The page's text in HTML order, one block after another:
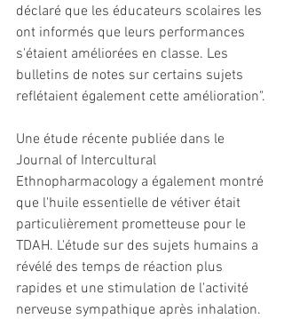
déclaré que les éducateurs scolaires les
ont informés que leurs performances
s'étaient améliorées en classe. Les
bulletins de notes sur certains sujets
reflétaient également cette amélioration".
Une étude récente publiée dans le
Journal of Intercultural
Ethnopharmacology a également montré
que l'huile essentielle de vétiver était
particulièrement prometteuse pour le
TDAH. L'étude sur des sujets humains a
révélé des temps de réaction plus
rapides et une stimulation de l'activité
nerveuse sympathique après inhalation.